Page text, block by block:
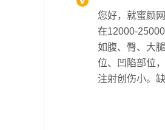
您好，就蜜颜
在12000-
如腹、臀、大
位、凹陷部位
注射创伤小。